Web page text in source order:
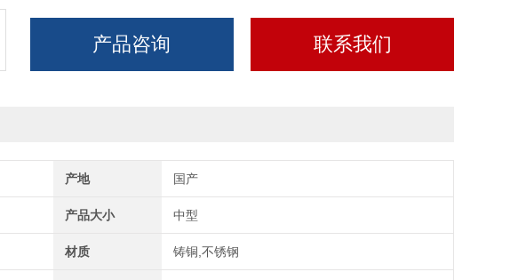
产品咨询 联系我们
产地 国产
产品大小 中型
材质 铸铜,不锈钢